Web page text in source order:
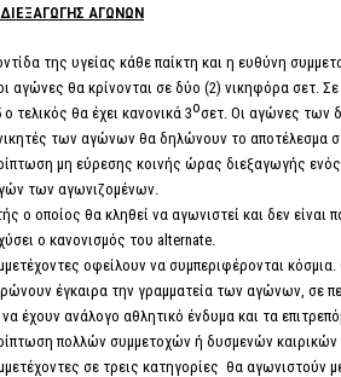
ΑΓΩΝΩΝ
της υγείας κάθε παίκτη και η ευθύνη
αγώνες θα κρίνονται σε δύο (2) νικηφόρα σετ.
ο τελικός θα έχει κανονικά 3οσετ. Οι αγώνες των
των αγώνων θα δηλώνουν το αποτέλεσμα
μη εύρεσης κοινής ώρας διεξαγωγής
των αγωνιζομένων.
ο οποίος θα κληθεί να αγωνιστεί και δεν
ο κανονισμός του alternate.
οφείλουν να συμπεριφέρονται
έγκαιρα την γραμματεία των αγώνων, σε
έχουν ανάλογο αθλητικό ένδυμα και τα
πολλών συμμετοχών ή δυσμενών
σε τρεις κατηγορίες θα αγωνιστούν